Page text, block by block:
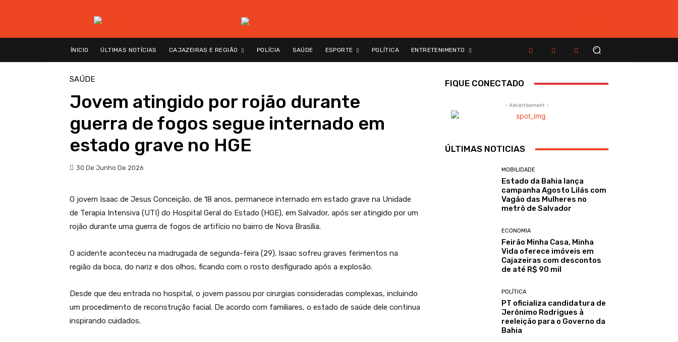
ÍNICIO ÚLTIMAS NOTÍCIAS CAJAZEIRAS E REGIÃO POLÍCIA SAÚDE ESPORTE POLÍTICA ENTRETENIMENTO
SAÚDE
Jovem atingido por rojão durante
guerra de fogos segue internado em
estado grave no HGE
30 De Junho De 2026
O jovem Isaac de Jesus Conceição, de 18 anos, permanece internado em estado grave na Unidade
de Terapia Intensiva (UTI) do Hospital Geral do Estado (HGE), em Salvador, após ser atingido por um
rojão durante uma guerra de fogos de artifício no bairro de Nova Brasília.
O acidente aconteceu na madrugada de segunda-feira (29). Isaac sofreu graves ferimentos na
região da boca, do nariz e dos olhos, ficando com o rosto desfigurado após a explosão.
Desde que deu entrada no hospital, o jovem passou por cirurgias consideradas complexas, incluindo
um procedimento de reconstrução facial. De acordo com familiares, o estado de saúde dele continua
inspirando cuidados.
FIQUE CONECTADO
- Advertisement -
ÚLTIMAS NOTICIAS
MOBILIDADE
Estado da Bahia lança
campanha Agosto Lilás com
Vagão das Mulheres no
metrô de Salvador
ECONOMIA
Feirão Minha Casa, Minha
Vida oferece imóveis em
Cajazeiras com descontos
de até R$ 90 mil
POLÍTICA
PT oficializa candidatura de
Jerônimo Rodrigues à
reeleição para o Governo da
Bahia